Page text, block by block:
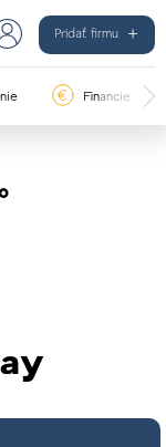
Pridať firmu
Financie